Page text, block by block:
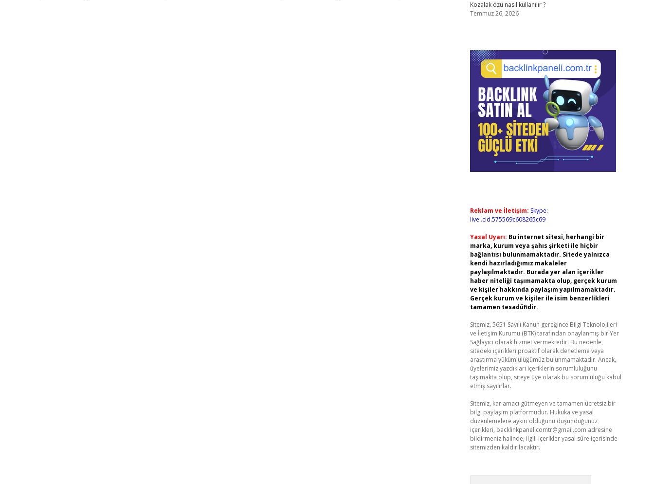
Kozalak özü nasıl kullanılır ?
Temmuz 26, 2026
Reklam ve İletişim: Skype:
live:.cid.575569c608265c69
Yasal Uyarı: Bu internet sitesi, herhangi bir
marka, kurum veya şahıs şirketi ile hiçbir
bağlantısı bulunmamaktadır. Sitede yalnızca
kendi hazırladığımız makaleler
paylaşılmaktadır. Burada yer alan içerikler
haber niteliği taşımamakta olup, gerçek kurum
ve kişiler hakkında paylaşım yapılmamaktadır.
Gerçek kurum ve kişiler ile isim benzerlikleri
tamamen tesadüfidir.
Sitemiz, 5651 Sayılı Kanun gereğince Bilgi Teknolojileri
ve İletişim Kurumu (BTK) tarafından onaylanmış bir Yer
Sağlayıcı olarak hizmet vermektedir. Bu nedenle,
sitedeki içerikleri proaktif olarak denetleme veya
araştırma yükümlülüğümüz bulunmamaktadır. Ancak,
üyelerimiz yazdıkları içeriklerin sorumluluğunu
taşımakta olup, siteye üye olarak bu sorumluluğu kabul
etmiş sayılırlar.
Sitemiz, kar amacı gütmeyen ve tamamen ücretsiz bir
bilgi paylaşım platformudur. Hukuka ve yasal
düzenlemelere aykırı olduğunu düşündüğünüz
içerikleri, backlinkpanelicomtr@gmail.com adresine
bildirmeniz halinde, ilgili içerikler yasal süre içerisinde
sitemizden kaldırılacaktır.